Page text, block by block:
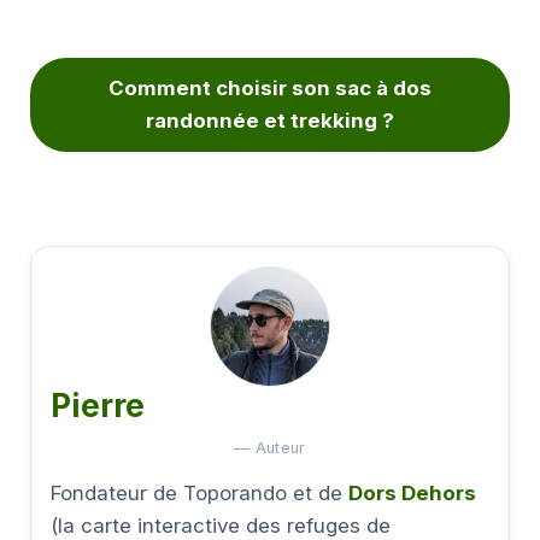
Comment choisir son sac à dos
randonnée et trekking ?
Pierre
— Auteur
Fondateur de Toporando et de Dors Dehors
(la carte interactive des refuges de